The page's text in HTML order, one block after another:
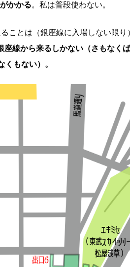
かかる。私は普段使わない。
ことは（銀座線に入場しない限り
座線から来るしかない（さもなく
もない）。